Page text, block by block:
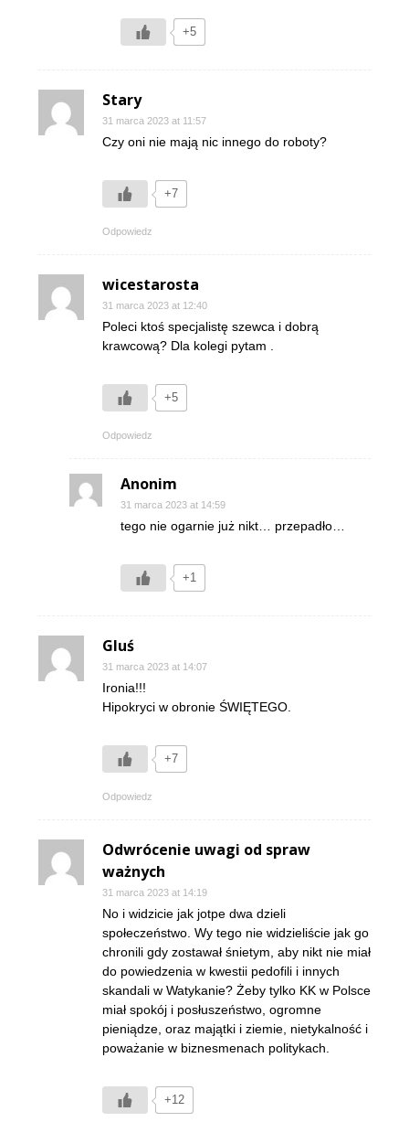
+5
Stary
31 marca 2023 at 11:57
Czy oni nie mają nic innego do roboty?
+7
Odpowiedz
wicestarosta
31 marca 2023 at 12:40
Poleci ktoś specjalistę szewca i dobrą
krawcową? Dla kolegi pytam .
+5
Odpowiedz
Anonim
31 marca 2023 at 14:59
tego nie ogarnie już nikt… przepadło…
+1
Gluś
31 marca 2023 at 14:07
Ironia!!!
Hipokryci w obronie ŚWIĘTEGO.
+7
Odpowiedz
Odwrócenie uwagi od spraw
ważnych
31 marca 2023 at 14:19
No i widzicie jak jotpe dwa dzieli
społeczeństwo. Wy tego nie widzieliście jak go
chronili gdy zostawał śnietym, aby nikt nie miał
do powiedzenia w kwestii pedofili i innych
skandali w Watykanie? Żeby tylko KK w Polsce
miał spokój i posłuszeństwo, ogromne
pieniądze, oraz majątki i ziemie, nietykalność i
poważanie w biznesmenach politykach.
+12